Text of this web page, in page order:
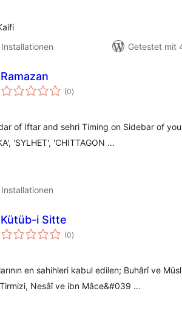
Getestet mit
Ramazan
(0Bewertungen
insgesamt
)
of Iftar and sehri Timing on Sidebar of
'SYLHET', 'CHITTAGON …
Kütüb-i Sitte
(0Bewertungen
insgesamt
)
en sahihleri kabul edilen; Buhârî ve
Nesâî ve ibn Mâce&#039 …